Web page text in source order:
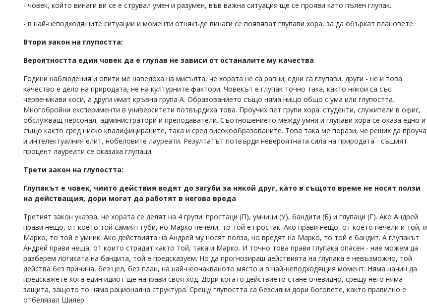
office@flagman.bg
Коментарите
статиите
въвеждат
читателите
редакцията
отговорност
обиден
коментар,
сигнализирайте
- човек, който винаги ви се е струвал умен и разумен, във важна ситуация ще се прояви като пълен глупак.
- в най-неподходящите ситуации и моменти отнякъде винаги се появяват глупави хора, за да объркат плановете.
Втори закон на глупостта:
Вероятността един човек да е глупав не зависи от останалите му качества
Години наблюдения и опити ме наведоха на мисълта, че хората не са равни; едни са глупави, други - не и това
качество е дело на природата, не на културните фактори. Човекът е глупак точно така, както някои са със
червеникави коси, а други имат кръвна група А. Образованието също няма нищо общо с ума или глупостта.
Многобройни експерименти в университети потвърдиха това. Проучих пет групи хора: студенти, служители в офис,
обслужващ персонал, администратори и преподаватели. Съотношението между умни и глупави хора се оказа едно и
също както сред ниско квалифицираните, така и сред високообразованите. Това така ме порази, че реших да проуча
и интелектуалния елит, нобеловите лауреати. Резултатът потвърди невероятната сила на природата - същият
процент лауреати се оказаха глупаци.
Трети закон на глупостта:
Глупакът е човек, чиито действия водят до загуби за някой друг, като в същото време не носят ползи
на действащия, дори могат да работят в негова вреда
Третият закон указва, че хората се делят на 4 групи: простаци (П), умници (У), бандити (Б) и глупаци (Г). Ако Андрей
прави нещо, от което той самият губи, но Марко печели, то той е простак. Ако прави нещо, от което печели и той, и
Марко, то той е умник. Ако действията на Андрей му носят полза, но вредят на Марко, то той е бандит. А глупакът
Андрей прави неща, от които страдат както той, така и Марко. И точно това прави глупака опасен - ние можем да
разберем логиката на бандита, той е предсказуем. Но да прогнозираш действията на глупака е невъзможно, той
действа без причина, без цел, без план, на най-неочакваното място и в най-неподходящия момент. Няма начин да
предскажете кога един идиот ще направи своя ход. Дори когато действието стане очевидно, срещу него няма
защита, защото то няма рационална структура. Срещу глупостта са безсилни дори боговете, както правилно е
отбелязал Шилер.